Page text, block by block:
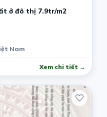
ở đô thị 7.9tr/m2
Nam
Xem chi tiết →